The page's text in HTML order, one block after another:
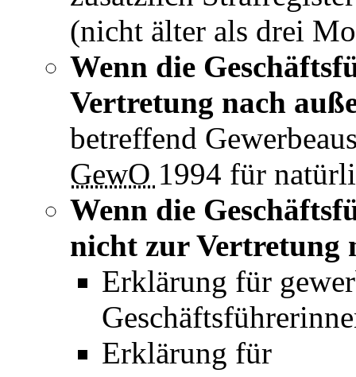
(nicht älter als drei
Wenn die
Vertretung nach
betreffend
GewO 1994 für
Wenn die
nicht zur Vertretung
Erklärung für
Erklärung für